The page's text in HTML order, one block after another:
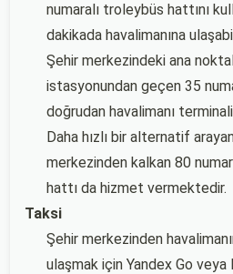
numaralı troleybüs hattını
dakikada havalimanına
Şehir merkezindeki ana
istasyonundan geçen 35
doğrudan havalimanı
Daha hızlı bir alternatif
merkezinden kalkan 80
hattı da hizmet vermektedir.
Taksi
Şehir merkezinden
ulaşmak için Yandex Go